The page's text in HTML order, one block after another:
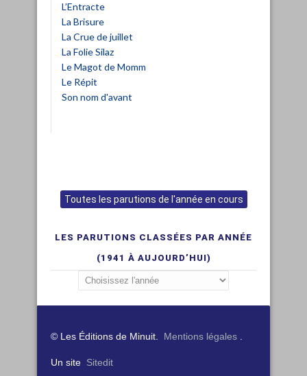
L’Entracte
La Brisure
La Crue de juillet
La Folie Silaz
Le Magot de Momm
Le Répit
Son nom d'avant
Toutes les parutions de l'année en cours
LES PARUTIONS CLASSÉES PAR ANNÉE
(1941 À AUJOURD’HUI)
© Les Éditions de Minuit. Mentions légales .
Un site Sitedit